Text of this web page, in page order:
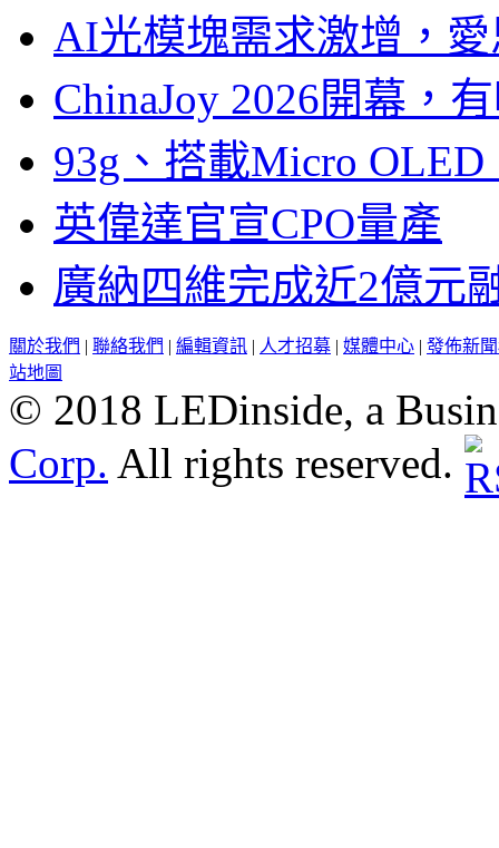
AI光模塊需求激增，
ChinaJoy 2026開幕，
93g、搭載Micro
英偉達官宣CPO量產
廣納四維完成近2億元
關於我們 | 聯絡我們 | 編輯資訊 | 人才招募 | 媒體中心 | 發佈新
站地圖
© 2018 LEDinside, a
Corp. All rights reserved.